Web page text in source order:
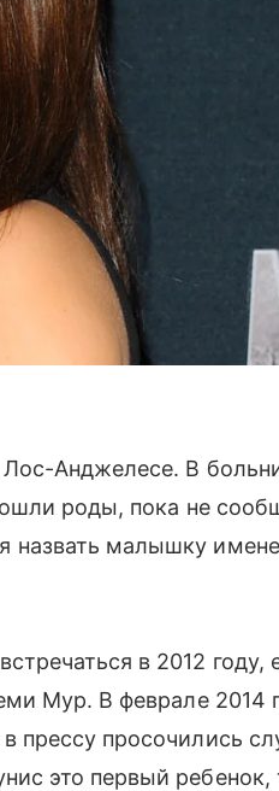
Анджелесе. В
роды, пока не
назвать малышку
в 2012 году,
Мур. В феврале 2014
прессу просочились
это первый ребенок,